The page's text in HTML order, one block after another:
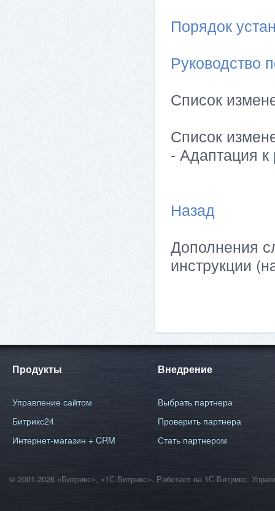
Порядок
Руководство
Список
Список
- Адаптация
Назад
Дополнения
инструкции
Продукты
Управление сайтом
Битрикс24
Интернет-магазин + CRM
Внедрение
Выбрать партнера
Проверить партнера
Стать партнером
© 2001-2026 «Битрикс», «1С-Битрикс». Работает на 1С-Битрикс: